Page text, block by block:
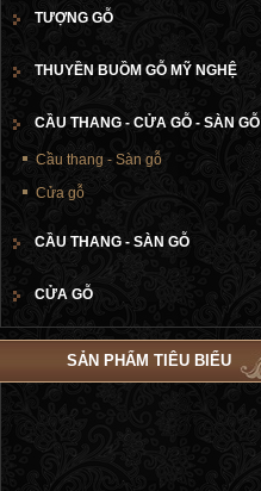
TƯỢNG GỖ
THUYỀN BUỒM GỖ MỸ NGHỆ
CẦU THANG - CỬA GỖ - SÀN GỖ
Cầu thang - Sàn gỗ
Cửa gỗ
CẦU THANG - SÀN GỖ
CỬA GỖ
SẢN PHẨM TIÊU BIỂU